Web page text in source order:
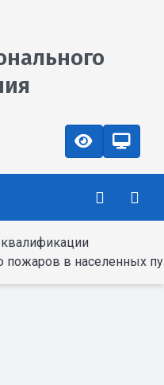
пунктах, на производственных